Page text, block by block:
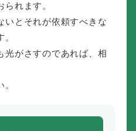
れます。
いとそれが依頼すべきな
光がさすのであれば、相